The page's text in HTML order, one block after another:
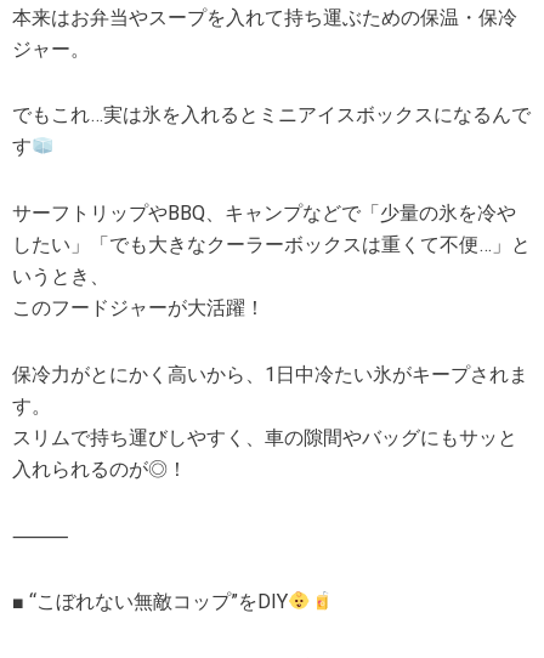
本来はお弁当やスープを入れて持ち運ぶための保温・保冷
ジャー。
でもこれ…実は氷を入れるとミニアイスボックスになるんで
す
サーフトリップやBBQ、キャンプなどで「少量の氷を冷や
したい」「でも大きなクーラーボックスは重くて不便…」と
いうとき、
このフードジャーが大活躍！
保冷力がとにかく高いから、1日中冷たい氷がキープされま
す。
スリムで持ち運びしやすく、車の隙間やバッグにもサッと
入れられるのが◎！
⸻
■ “こぼれない無敵コップ”をDIY